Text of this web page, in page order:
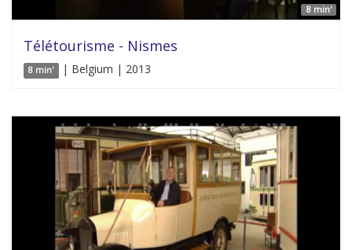
8 min'
Télétourisme - Nismes
8 min' | Belgium | 2013